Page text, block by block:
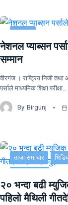
नेशनल प्याब्सन
सम्मान
वीरगंज । राष्ट्रिय निजी
पर्साले माध्यमिक शिक्षा परीक्षा…
By Birgunj
ताजा समाचार
२० भन्दा बढी
पहिलो मैथिली